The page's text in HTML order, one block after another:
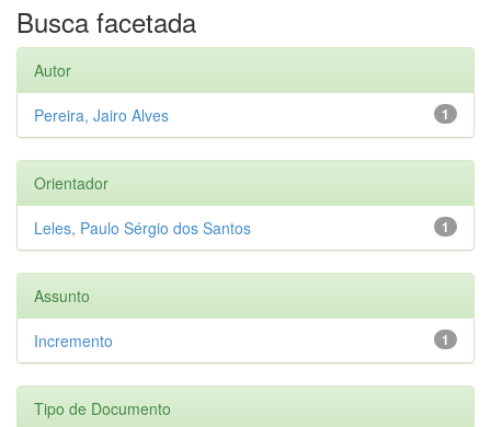
Busca facetada
Autor
1
Pereira, Jairo Alves
Orientador
1
Leles, Paulo Sérgio dos Santos
Assunto
1
Incremento
Tipo de Documento